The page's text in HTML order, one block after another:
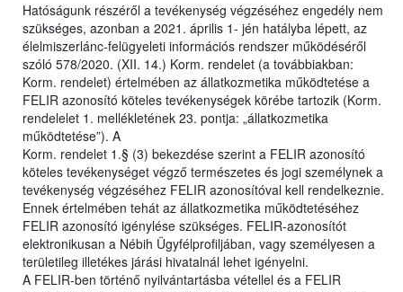
Hatóságunk részéről a tevékenység végzéséhez engedély nem
szükséges, azonban a 2021. április 1- jén hatályba lépett, az
élelmiszerlánc-felügyeleti információs rendszer működéséről
szóló 578/2020. (XII. 14.) Korm. rendelet (a továbbiakban:
Korm. rendelet) értelmében az állatkozmetika működtetése a
FELIR azonosító köteles tevékenységek körébe tartozik (Korm.
rendelelet 1. mellékletének 23. pontja: „állatkozmetika
működtetése”). A
Korm. rendelet 1.§ (3) bekezdése szerint a FELIR azonosító
köteles tevékenységet végző természetes és jogi személynek a
tevékenység végzéséhez FELIR azonosítóval kell rendelkeznie.
Ennek értelmében tehát az állatkozmetika működtetéséhez
FELIR azonosító igénylése szükséges. FELIR-azonosítót
elektronikusan a Nébih Ügyfélprofiljában, vagy személyesen a
területileg illetékes járási hivatalnál lehet igényelni.
A FELIR-ben történő nyilvántartásba vétellel és a FELIR